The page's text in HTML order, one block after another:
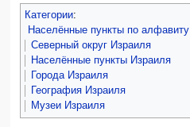
Категории:
Населённые пункты по алфавиту
Северный округ Израиля
Населённые пункты Израиля
Города Израиля
География Израиля
Музеи Израиля